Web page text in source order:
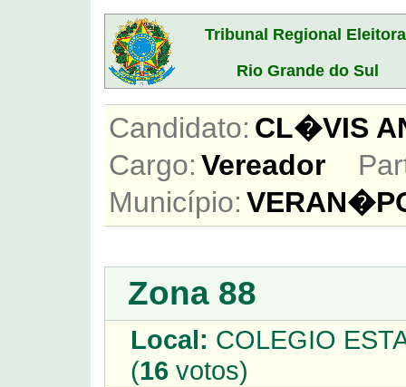
Tribunal Regional
Rio Grande do Sul
Candidato: CL�VIS
Cargo: Vereador
Município:
Zona 88
Local: COLEGIO
(16 votos)